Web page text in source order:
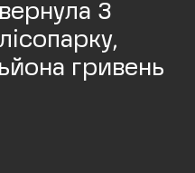
3
гривень